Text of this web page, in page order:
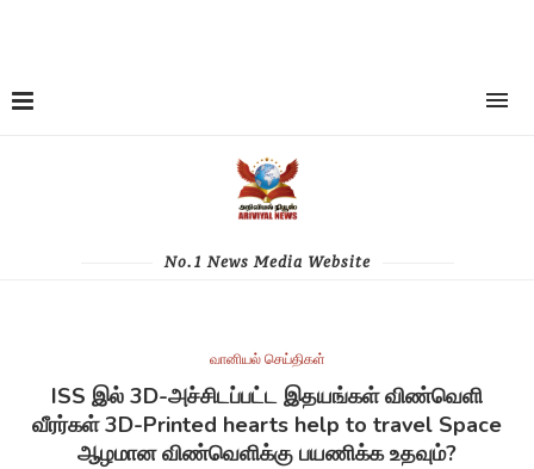
No.1 News Media Website
வானியல் செய்திகள்
ISS இல் 3D-அச்சிடப்பட்ட இதயங்கள் விண்வெளி
வீரர்கள் 3D-Printed hearts help to travel Space
ஆழமான விண்வெளிக்கு பயணிக்க உதவும்?